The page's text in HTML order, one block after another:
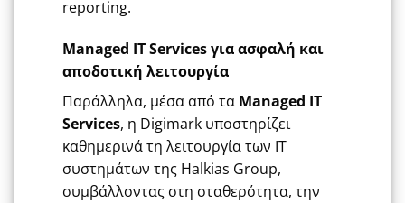
reporting.
Managed IT Services για ασφαλή και
αποδοτική λειτουργία
Παράλληλα, μέσα από τα Managed IT
Services, η Digimark υποστηρίζει
καθημερινά τη λειτουργία των IT
συστημάτων της Halkias Group,
συμβάλλοντας στη σταθερότητα, την